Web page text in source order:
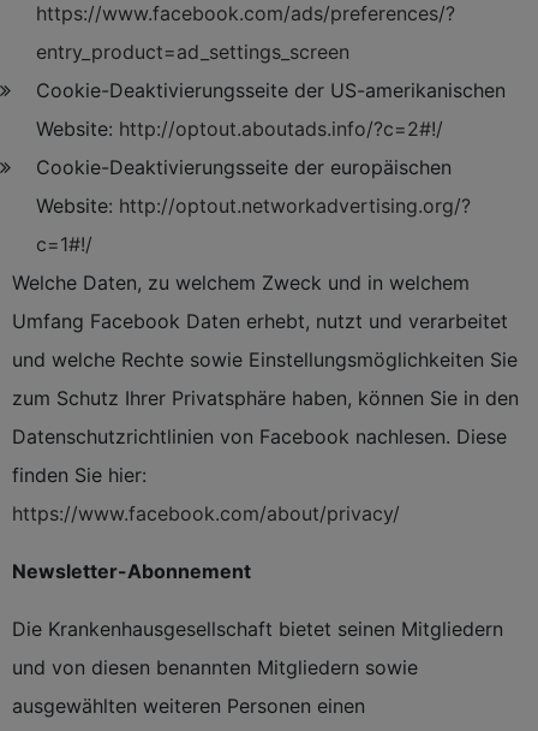
https://www.facebook.com/ads/preferences/?
entry_product=ad_settings_screen
Cookie-Deaktivierungsseite der US-amerikanischen
Website: http://optout.aboutads.info/?c=2#!/
Cookie-Deaktivierungsseite der europäischen
Website: http://optout.networkadvertising.org/?
c=1#!/
Welche Daten, zu welchem Zweck und in welchem
Umfang Facebook Daten erhebt, nutzt und verarbeitet
und welche Rechte sowie Einstellungsmöglichkeiten Sie
zum Schutz Ihrer Privatsphäre haben, können Sie in den
Datenschutzrichtlinien von Facebook nachlesen. Diese
finden Sie hier:
https://www.facebook.com/about/privacy/
Newsletter-Abonnement
Die Krankenhausgesellschaft bietet seinen Mitgliedern
und von diesen benannten Mitgliedern sowie
ausgewählten weiteren Personen einen